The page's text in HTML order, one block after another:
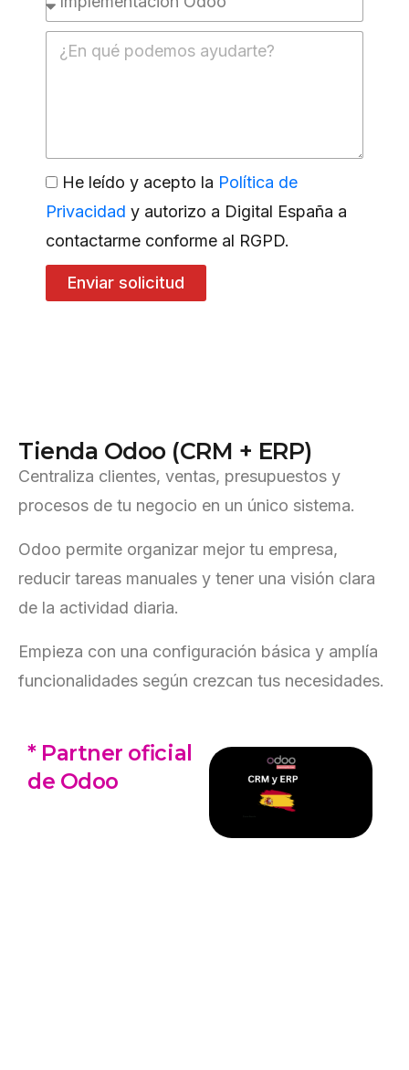
He leído y acepto la Política de
Privacidad y autorizo a Digital España a
contactarme conforme al RGPD.
Enviar solicitud
Tienda Odoo (CRM + ERP)
Centraliza clientes, ventas, presupuestos y
procesos de tu negocio en un único sistema.
Odoo permite organizar mejor tu empresa,
reducir tareas manuales y tener una visión clara
de la actividad diaria.
Empieza con una configuración básica y amplía
funcionalidades según crezcan tus necesidades.
* Partner oficial
de Odoo